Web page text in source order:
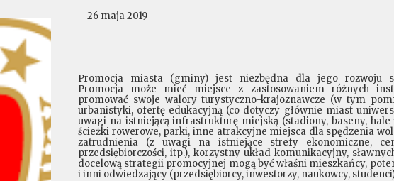
Promocja miasta (gminy) jest niezbędna dla jego rozwoju
Promocja może mieć miejsce z zastosowaniem różnych
promować swoje walory turystyczno-krajoznawcze (w tym
urbanistyki, ofertę edukacyjną (co dotyczy głównie miast
uwagi na istniejącą infrastrukturę miejską (stadiony, baseny,
ścieżki rowerowe, parki, inne atrakcyjne miejsca dla spędzenia
zatrudnienia (z uwagi na istniejące strefy ekonomiczne,
przedsiębiorczości, itp.), korzystny układ komunikacyjny,
docelową strategii promocyjnej mogą być właśni mieszkańcy,
i inni odwiedzający (przedsiębiorcy, inwestorzy, naukowcy,
26 maja 2019